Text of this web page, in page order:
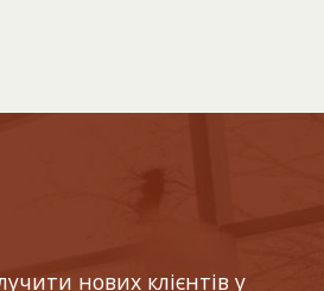
нових клієнтів у